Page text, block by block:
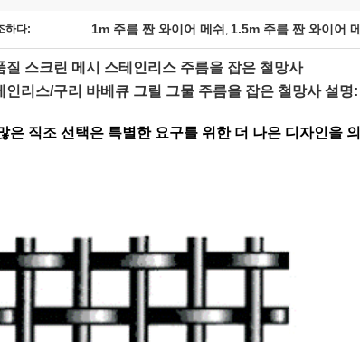
하다: 1m 주름 짠 와이어 메쉬 , 1.5m 주름 짠 와이어
질 스크린 메시 스테인리스 주름을 잡은 철망사
인리스/구리 바베큐 그릴 그물 주름을 잡은 철망사 설명:
은 직조 선택은 특별한 요구를 위한 더 나은 디자인을